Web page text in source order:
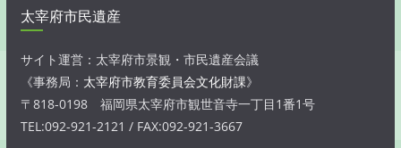
太宰府市民遺産
サイト運営：太宰府市景観・市民遺産会議
《事務局： 太宰府市教育委員会文化財課》
〒818-0198 福岡県太宰府市観世音寺一丁目1番1号
TEL:092-921-2121 / FAX:092-921-3667